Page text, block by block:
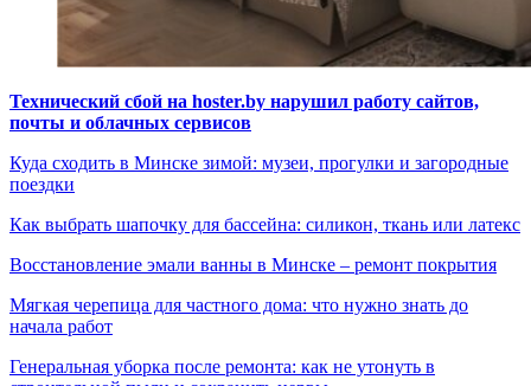
Технический сбой на hoster.by нарушил работу сайтов,
почты и облачных сервисов
Куда сходить в Минске зимой: музеи, прогулки и загородные
поездки
Как выбрать шапочку для бассейна: силикон, ткань или латекс
Восстановление эмали ванны в Минске – ремонт покрытия
Мягкая черепица для частного дома: что нужно знать до
начала работ
Генеральная уборка после ремонта: как не утонуть в